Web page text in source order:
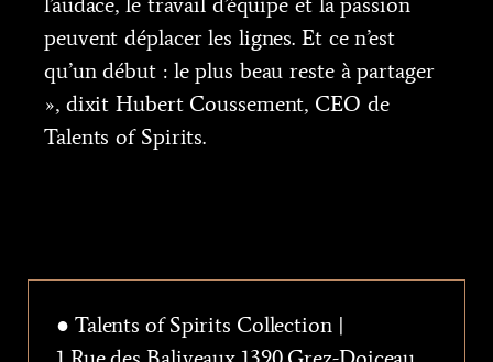
peuvent déplacer les lignes. Et ce n’est
qu’un début : le plus beau reste à partager
», dixit Hubert Coussement, CEO de
Talents of Spirits.
● Talents of Spirits Collection |